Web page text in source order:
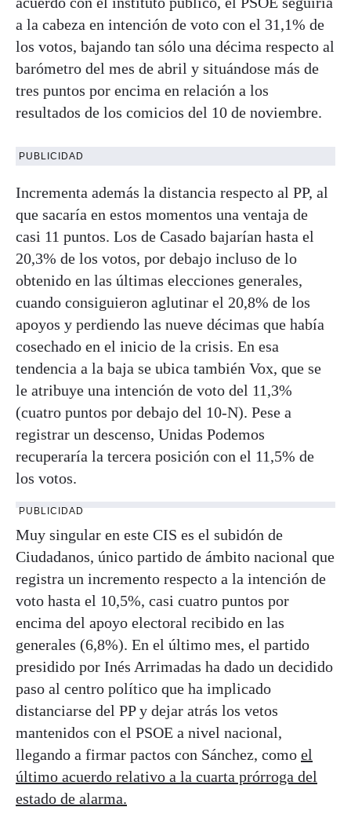
a la cabeza en intención de voto con el 31,1% de
los votos, bajando tan sólo una décima respecto al
barómetro del mes de abril y situándose más de
tres puntos por encima en relación a los
resultados de los comicios del 10 de noviembre.
PUBLICIDAD
Incrementa además la distancia respecto al PP, al
que sacaría en estos momentos una ventaja de
casi 11 puntos. Los de Casado bajarían hasta el
20,3% de los votos, por debajo incluso de lo
obtenido en las últimas elecciones generales,
cuando consiguieron aglutinar el 20,8% de los
apoyos y perdiendo las nueve décimas que había
cosechado en el inicio de la crisis. En esa
tendencia a la baja se ubica también Vox, que se
le atribuye una intención de voto del 11,3%
(cuatro puntos por debajo del 10-N). Pese a
registrar un descenso, Unidas Podemos
recuperaría la tercera posición con el 11,5% de
los votos.
PUBLICIDAD
Muy singular en este CIS es el subidón de
Ciudadanos, único partido de ámbito nacional que
registra un incremento respecto a la intención de
voto hasta el 10,5%, casi cuatro puntos por
encima del apoyo electoral recibido en las
generales (6,8%). En el último mes, el partido
presidido por Inés Arrimadas ha dado un decidido
paso al centro político que ha implicado
distanciarse del PP y dejar atrás los vetos
mantenidos con el PSOE a nivel nacional,
llegando a firmar pactos con Sánchez, como el
último acuerdo relativo a la cuarta prórroga del
estado de alarma.